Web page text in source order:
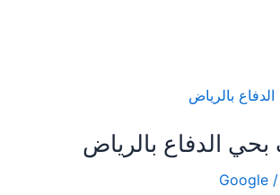
الدفاع بالرياض
/
Google